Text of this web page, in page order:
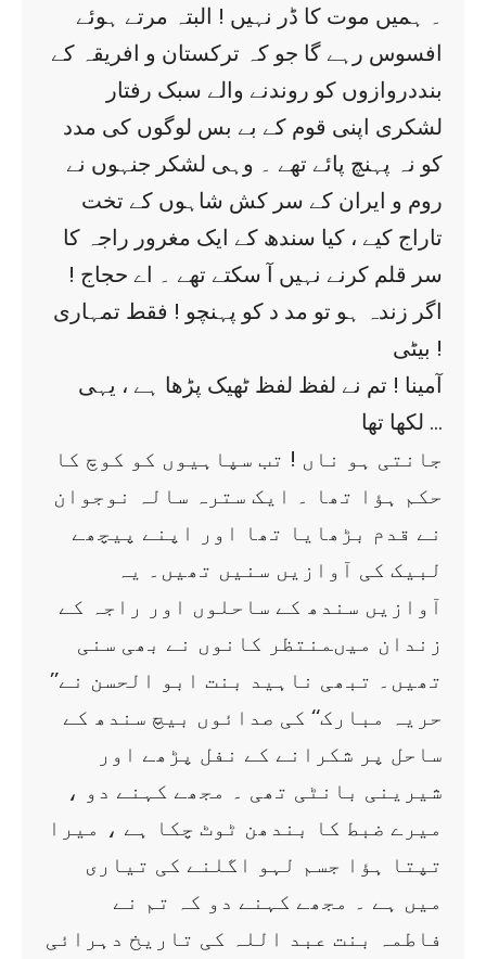
۔ ہمیں موت کا ڈر نہیں ! البتہ مرتے ہوئے
افسوس رہے گا جو کہ ترکستان و افریقہ کے
بنددروازوں کو روندنے والے سبک رفتار
لشکری اپنی قوم کے بے بس لوگوں کی مدد
کو نہ پہنچ پائے تھے ۔ وہی لشکر جنہوں نے
روم و ایران کے سر کش شاہوں کے تخت
تاراج کیے ، کیا سندھ کے ایک مغرور راجہ کا
سر قلم کرنے نہیں آ سکتے تھے ۔ اے حجاج !
اگر زندہ ہو تو مد د کو پہنچو ! فقط تمہاری
بیٹی !
آمینا ! تم نے لفظ لفظ ٹھیک پڑھا ہے ، یہی
لکھا تھا …
جانتی ہو ناں ! تب سپاہیوں کو کوچ کا
حکم ہؤا تھا ۔ ایک سترہ سالہ نوجوان
نے قدم بڑھایا تھا اور اپنے پیچھے
لبیک کی آوازیں سنیں تھیں۔ یہ
آوازیں سندھ کے ساحلوں اور راجہ کے
زندان میںمنتظر کانوں نے بھی سنی
تھیں۔ تبھی ناہید بنت ابو الحسن نے’’
حریہ مبارک‘‘ کی صدائوں بیچ سندھ کے
ساحل پر شکرانے کے نفل پڑھے اور
شیرینی بانٹی تھی ۔ مجھے کہنے دو ،
میرے ضبط کا بندھن ٹوٹ چکا ہے ، میرا
تپتا ہؤا جسم لہو اگلنے کی تیاری
میں ہے ۔ مجھے کہنے دو کہ تم نے
فاطمہ بنت عبد اللہ کی تاریخ دہرائی